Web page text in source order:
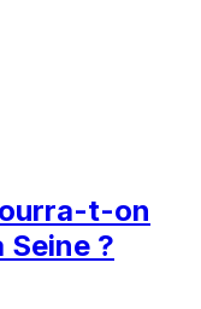
t-on
Seine ?